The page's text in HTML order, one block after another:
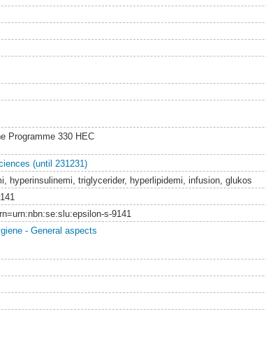
Programme 330 HEC
(until 231231)
hyperinsulinemi, triglycerider, hyperlipidemi, infusion, glukos
s-9141
- General aspects